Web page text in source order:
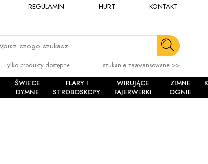
czego szukasz:
Tylko produkty dostępne szukanie zaawansowane >>
REGULAMIN HURT KONTAKT
ŚWIECE
DYMNE
FLARY I
STROBOSKOPY
WIRUJĄCE
FAJERWERKI
ZIMNE
OGNIE